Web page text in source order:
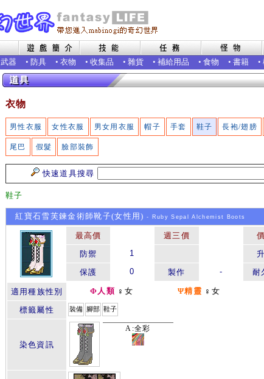
武器 • 防具 • 衣物 • 收集品 • 雜貨 • 補給用品 • 食物 • 書籍 •
衣物
男性衣服 女性衣服 男女用衣服 帽子 手套 鞋子 長袍/翅膀
尾巴 假髮 臉部裝飾
快速道具搜尋
鞋子
紅寶石雪芙鍊金術師靴子(女性用) - Ruby Sepal Alchemist Boots
最高價 週三價
防禦
1
保護 0 製作 - 耐
適用種族性別 Φ人類 ♀女 Ψ精靈 ♀女
標籤屬性 裝備 腳部 鞋子
染色資訊
A:全彩